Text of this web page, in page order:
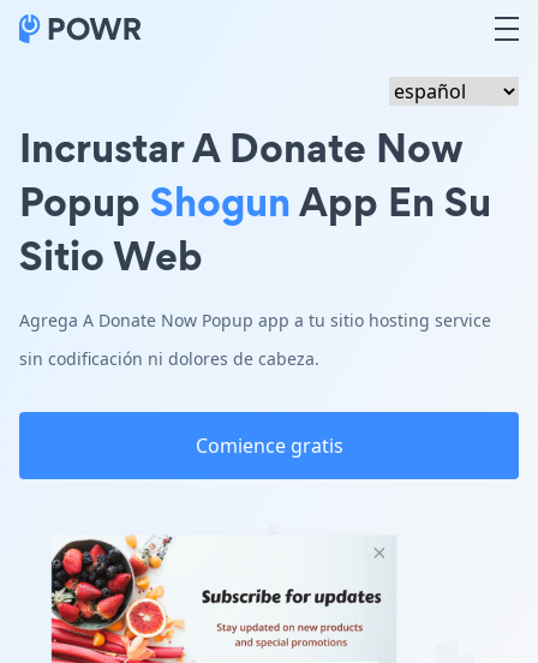
Incrustar A Donate Now
PopupShogunApp En Su
Sitio Web
Agrega A Donate Now Popup app a tu sitio hosting service
sin codificación ni dolores de cabeza.
Comience gratis